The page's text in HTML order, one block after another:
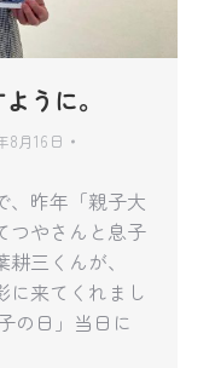
うに。
8月16日
、昨年「親子大
つやさんと息子
三くんが、
に来てくれまし
の日」当日に